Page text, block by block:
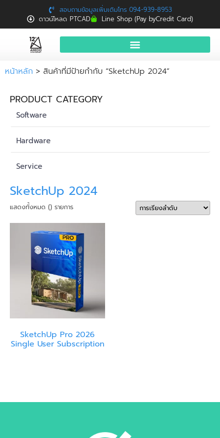
สอบถามข้อมูลเพิ่มเติมโทร 094-939-8953
ดาวน์โหลด PTCAD
Line Shop (Pay byCredit Card)
หน้าแรก
News
หน้าหลัก > สินค้าที่มีป้ายกำกับ “SketchUp 2024”
PRODUCT CATEGORY
Software
Hardware
Service
SketchUp 2024
แสดงทั้งหมด () รายการ
SketchUp Pro 2026
Single User Subscription